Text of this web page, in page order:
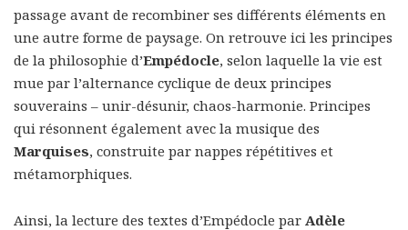
passage avant de recombiner ses différents éléments en
une autre forme de paysage. On retrouve ici les principes
de la philosophie d’Empédocle, selon laquelle la vie est
mue par l’alternance cyclique de deux principes
souverains – unir-désunir, chaos-harmonie. Principes
qui résonnent également avec la musique des
Marquises, construite par nappes répétitives et
métamorphiques.
Ainsi, la lecture des textes d’Empédocle par Adèle